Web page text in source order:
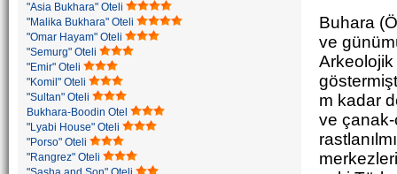
"Asia Bukhara" Oteli
"Malika Bukhara" Oteli
"Omar Hayam" Oteli
"Semurg" Oteli
"Emir" Oteli
"Komil" Oteli
"Sultan" Oteli
Bukhara-Boodin Otel
"Lyabi House" Oteli
"Porso" Oteli
"Rangrez" Oteli
Buhara
ve
Arkeolojik
m kadar
ve